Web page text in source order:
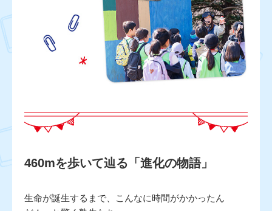
460mを歩いて辿る「進化の物語」
生命が誕生するまで、こんなに時間がかかったん